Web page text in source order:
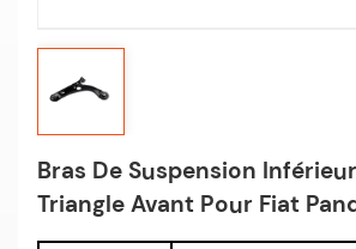
Bras De Suspension
Triangle Avant Pour Fiat